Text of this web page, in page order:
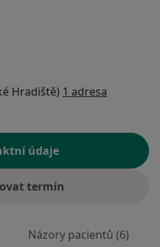
Hradiště) 1 adresa
údaje
termín
Názory pacientů (6)